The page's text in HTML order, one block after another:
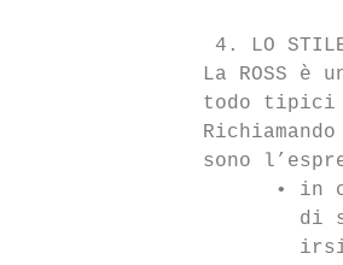
4. LO
La ROSS è
todo tipici
sono
• in
di